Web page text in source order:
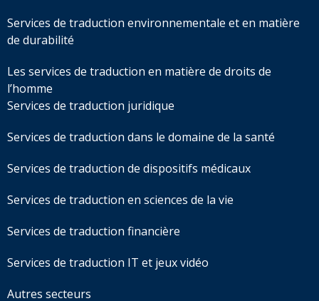
Services de traduction environnementale et en matière
de durabilité
Les services de traduction en matière de droits de
l’homme
Services de traduction juridique
Services de traduction dans le domaine de la santé
Services de traduction de dispositifs médicaux
Services de traduction en sciences de la vie
Services de traduction financière
Services de traduction IT et jeux vidéo
Autres secteurs